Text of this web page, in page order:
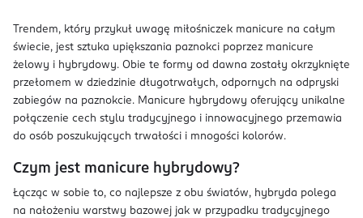
Trendem, który przykuł uwagę miłośniczek manicure na całym
świecie, jest sztuka upiększania paznokci poprzez manicure
żelowy i hybrydowy. Obie te formy od dawna zostały okrzyknięte
przełomem w dziedzinie długotrwałych, odpornych na odpryski
zabiegów na paznokcie. Manicure hybrydowy oferujący unikalne
połączenie cech stylu tradycyjnego i innowacyjnego przemawia
do osób poszukujących trwałości i mnogości kolorów.
Czym jest manicure hybrydowy?
Łącząc w sobie to, co najlepsze z obu światów, hybryda polega
na nałożeniu warstwy bazowej jak w przypadku tradycyjnego